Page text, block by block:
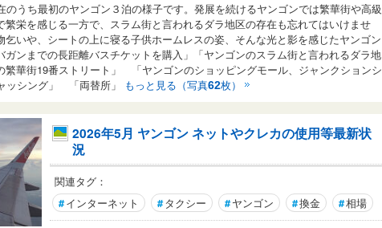
のうち最初のヤンゴン３泊の様子です。発展を続けるヤンゴンでは繁華街や高級
繁栄を感じる一方で、スラム街と言われるダラ地区の存在も忘れてはいけませ
乞いや、シートの上に寝る子供ホームレスの姿、そんな光と影を感じたヤンゴン
ガンまでの長距離バスチケットを購入」「ヤンゴンのスラム街と言われるダラ地
華街19番ストリート」 「ヤンゴンのショッピングモール、ジャンクションシ
シング」 「両替所」
もっと見る（写真62枚）
2026年5月 ヤンゴン ネットやクレカの使用等最新状
況
関連タグ：
#インターネット #タクシー #ヤンゴン #換金 #相場